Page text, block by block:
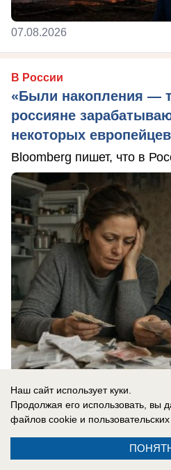
07.08.2026
В России
«Были накопления —
россияне
некоторых
Bloomberg пишет, что в
07.08.2026
Новости СМИ2
Наш сайт использует куки.
Продолжая его использовать, вы
файлов cookie и